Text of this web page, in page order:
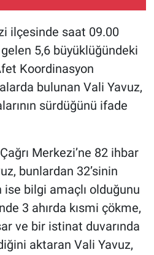
ilçesinde saat 09.00
5,6 büyüklüğündeki
Koordinasyon
bulunan Vali Yavuz,
sürdüğünü ifade
Merkezi’ne 82 ihbar
bunlardan 32’sinin
ise bilgi amaçlı olduğunu
3 ahırda kısmi çökme,
ve bir istinat duvarında
aktaran Vali Yavuz,